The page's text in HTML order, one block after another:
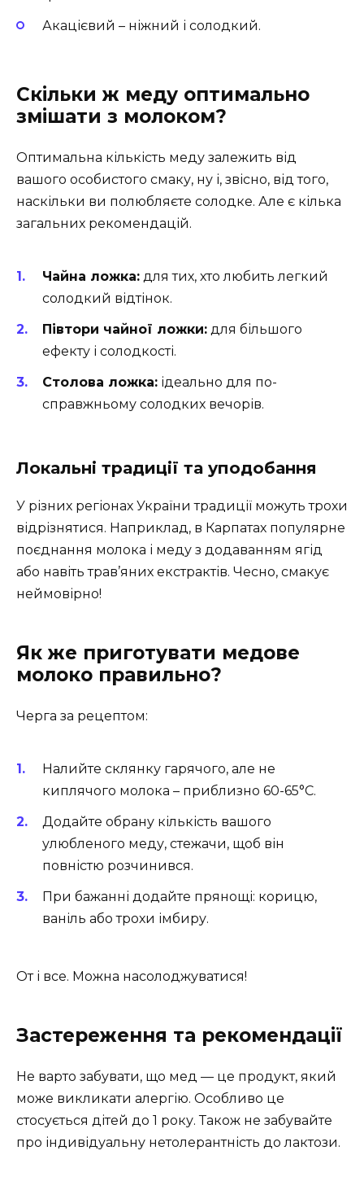
Акацієвий – ніжний і солодкий.
Скільки ж меду оптимально
змішати з молоком?
Оптимальна кількість меду залежить від
вашого особистого смаку, ну і, звісно, від того,
наскільки ви полюбляєте солодке. Але є кілька
загальних рекомендацій.
Чайна ложка: для тих, хто любить легкий
солодкий відтінок.
Півтори чайної ложки: для більшого
ефекту і солодкості.
Столова ложка: ідеально для по-
справжньому солодких вечорів.
Локальні традиції та уподобання
У різних регіонах України традиції можуть трохи
відрізнятися. Наприклад, в Карпатах популярне
поєднання молока і меду з додаванням ягід
або навіть трав’яних екстрактів. Чесно, смакує
неймовірно!
Як же приготувати медове
молоко правильно?
Черга за рецептом:
Налийте склянку гарячого, але не
киплячого молока – приблизно 60-65°C.
Додайте обрану кількість вашого
улюбленого меду, стежачи, щоб він
повністю розчинився.
При бажанні додайте прянощі: корицю,
ваніль або трохи імбиру.
От і все. Можна насолоджуватися!
Застереження та рекомендації
Не варто забувати, що мед — це продукт, який
може викликати алергію. Особливо це
стосується дітей до 1 року. Також не забувайте
про індивідуальну нетолерантність до лактози.